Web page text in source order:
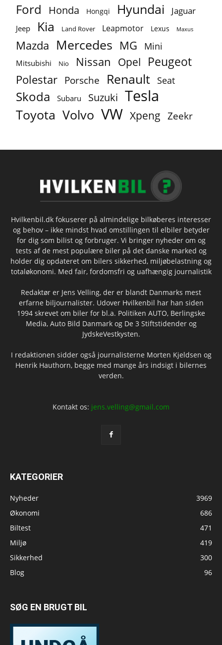
Ford Honda Hongqi Hyundai Jaguar
Jeep Kia Land Rover Leapmotor Lexus Maxus
Mazda Mercedes MG Mini
Mitsubishi Nio Nissan Opel Peugeot
Polestar Porsche Renault Seat
Skoda Subaru Suzuki Tesla
Toyota Volvo VW Xpeng Zeekr
Hvilkenbil.dk fokuserer på almindelige bilkøberes interesser
og behov – ikke mindst hvad omstillingen til elbiler betyder
for dig som bilist og forbruger. Vi bringer nyheder om og
tests af de mest populære biler på det danske marked og
holder dig opdateret om bilers sikkerhed, miljøbelastning og
totaløkonomi. Med fair, fordomsfri og uafhængig journalistik
Redaktør er Jens Velling, der er blandt Danmarks mest
erfarne biljournalister. Udover Hvilkenbil har han siden
1994 skrevet om biler for bl.a. Politiken AUTO, Berlingske
Media, Auto Bild Danmark og De 3 Stiftstidender og
JydskeVestkysten.
I redaktionen sidder også journalisterne Morten Kjeldsen og
Henrik Hauthorn, begge med mange års indsigt i bilernes
verden.
Kontakt os: jens.velling@gmail.com
KATEGORIER
Nyheder
3969
Økonomi
686
Biltest
471
Miljø
419
Sikkerhed
300
Blog
96
SØG EN BRUGT BIL